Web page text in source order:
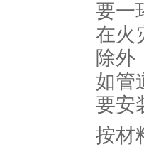
要一
在火
除外
如管
要安
按材